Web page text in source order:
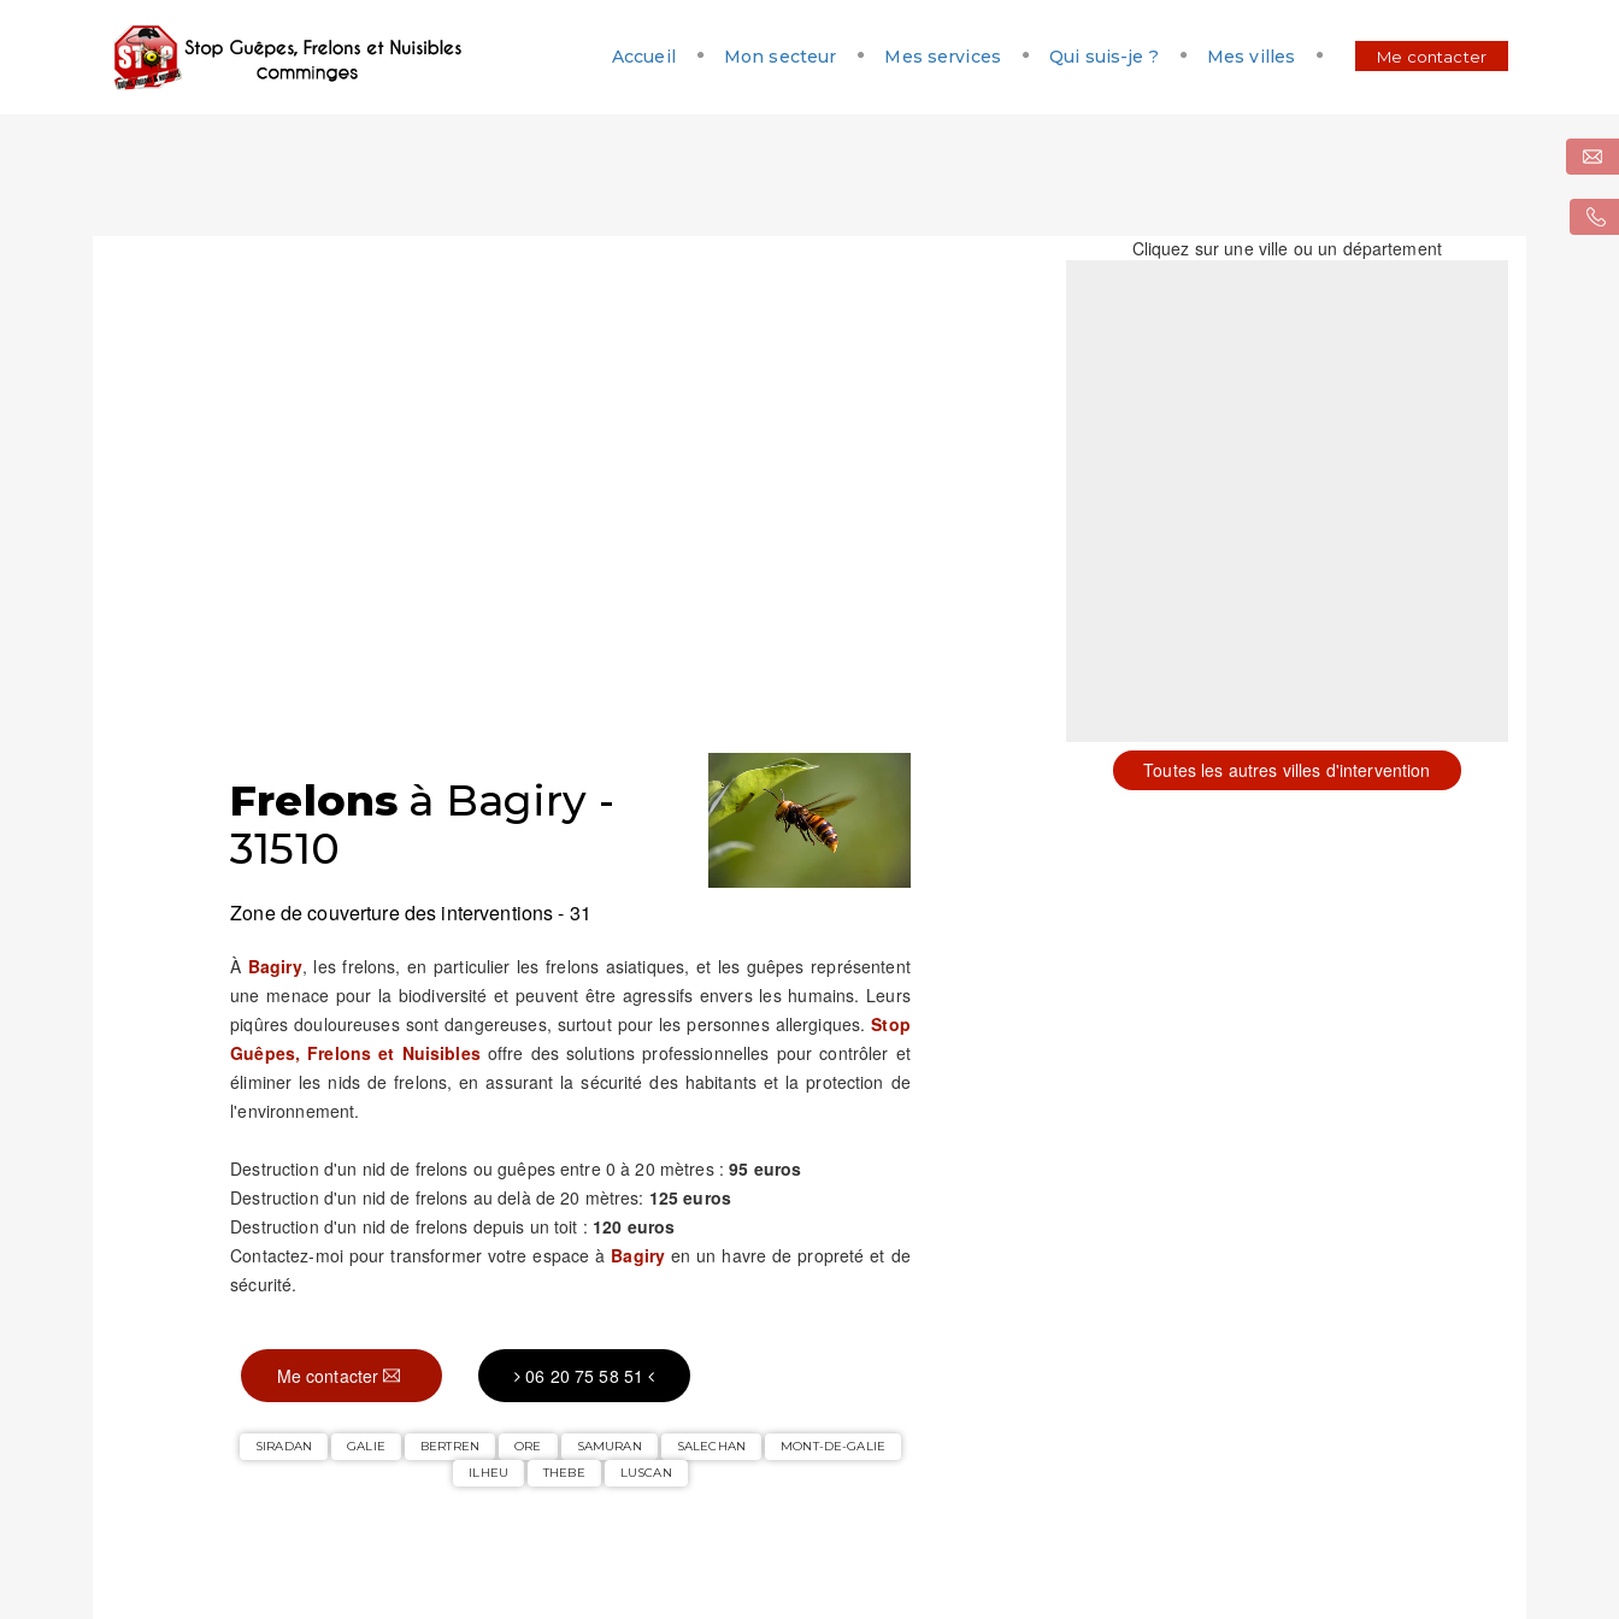
Accueil Mon secteur Mes services Qui suis-je ? Mes villes Me contacter
Frelons à Bagiry -
31510
Zone de couverture des interventions - 31
À Bagiry, les frelons, en particulier les frelons asiatiques, et les guêpes représentent
une menace pour la biodiversité et peuvent être agressifs envers les humains. Leurs
piqûres douloureuses sont dangereuses, surtout pour les personnes allergiques.Stop
Guêpes, Frelons et Nuisiblesoffre des solutions professionnelles pour contrôler et
éliminer les nids de frelons, en assurant la sécurité des habitants et la protection de
l'environnement.
Destruction d'un nid de frelons ou guêpes entre 0 à 20 mètres :95 euros
Destruction d'un nid de frelons au delà de 20 mètres: 125 euros
Destruction d'un nid de frelons depuis un toit : 120 euros
Contactez-moi pour transformer votre espace à Bagiry en un havre de propreté et de
sécurité.
Me contacter 06 20 75 58 51
SIRADAN GALIE BERTREN ORE SAMURAN SALECHAN
MONT-DE-GALIE
ILHEU
THEBE LUSCAN
Cliquez sur une ville ou un département
Toutes les autres villes d'intervention